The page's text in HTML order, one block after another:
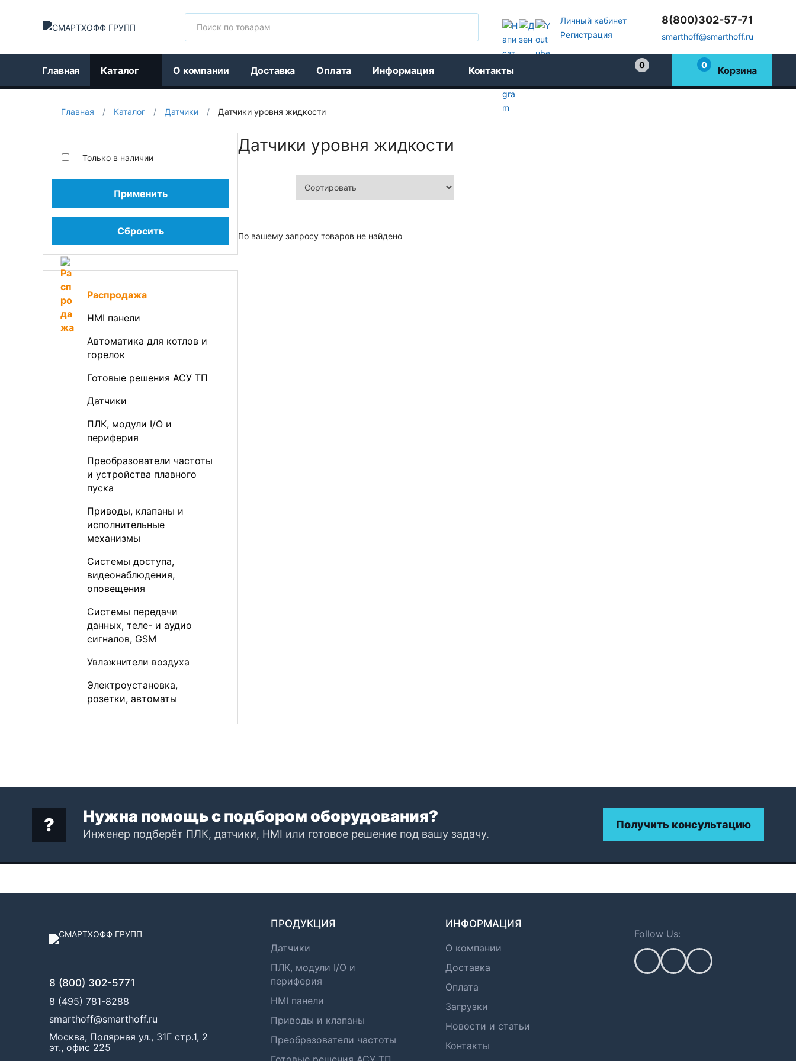
Личный кабинет
Регистрация
8(800)302-57-71
smarthoff@smarthoff.ru
Главная Каталог О компании Доставка Оплата Информация Контакты
0
0 Корзина
Главная / Каталог / Датчики / Датчики уровня жидкости
Только в наличии
Применить
Сбросить
Распродажа
HMI панели
Автоматика для котлов и
горелок
Готовые решения АСУ ТП
Датчики
ПЛК, модули I/O и
периферия
Преобразователи частоты
и устройства плавного
пуска
Приводы, клапаны и
исполнительные
механизмы
Системы доступа,
видеонаблюдения,
оповещения
Системы передачи
данных, теле- и аудио
сигналов, GSM
Увлажнители воздуха
Электроустановка,
розетки, автоматы
Датчики уровня жидкости
По вашему запросу товаров не найдено
Нужна помощь с подбором оборудования?
Инженер подберёт ПЛК, датчики, HMI или готовое решение под вашу задачу.
Получить консультацию
8 (800) 302-5771
8 (495) 781-8288
smarthoff@smarthoff.ru
Москва, Полярная ул., 31Г стр.1, 2
эт., офис 225
ПРОДУКЦИЯ
Датчики
ПЛК, модули I/O и
периферия
HMI панели
Приводы и клапаны
Преобразователи частоты
ИНФОРМАЦИЯ
О компании
Доставка
Оплата
Загрузки
Новости и статьи
Контакты
Follow Us: